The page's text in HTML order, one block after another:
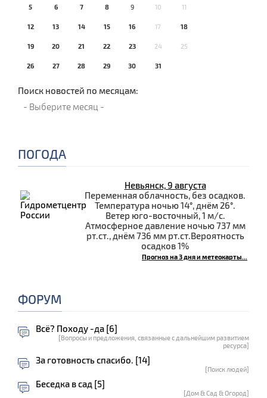
5 6 7 8 9 10 11
12 13 14 15 16 17 18
19 20 21 22 23 24 25
26 27 28 29 30 31
Поиск новостей по месяцам:
ПОГОДА
Невьянск, 9 августа
Переменная облачность, без осадков.
Температура ночью 14°, днём 26°.
Ветер юго-восточный, 1 м/с.
Атмосферное давление ночью 737 мм
рт.ст., днём 736 мм рт.ст.Вероятность
осадков 1%
Прогноз на 3 дня и метеокарты...
ФОРУМ
Всё? Походу -да [6]
[Вопросы и предложения, связанные с дальнейшим развитием
ресурса]
За готовность спасибо. [14]
[Поиск людей]
Беседка в сад [5]
[Дом & Сад & Огород]